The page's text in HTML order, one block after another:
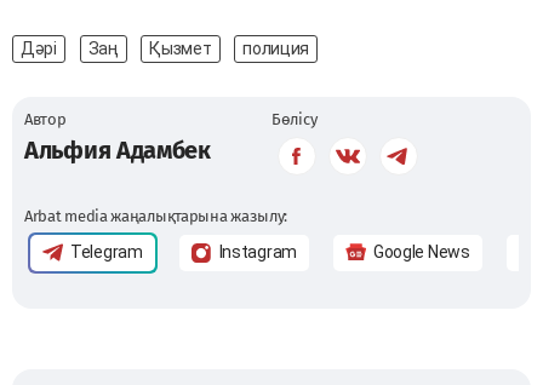
Дәрі Заң Қызмет полиция
Автор
Альфия Адамбек
Бөлісу
Arbat media жаңалықтарына жазылу:
Telegram Instagram Google News